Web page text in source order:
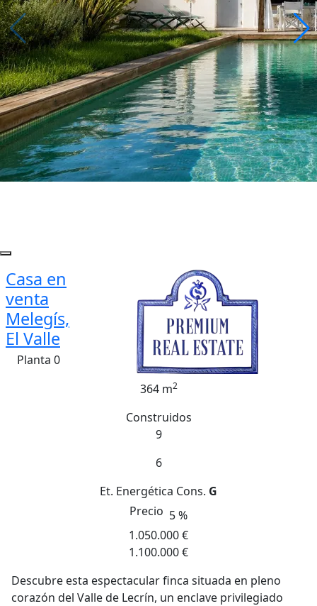
Casa en
venta
Melegís,
El Valle
Planta 0
364 m2
Construidos
9
6
Et. Energética Cons. G
Precio 5 %
1.050.000 €
1.100.000 €
Descubre esta espectacular finca situada en pleno
corazón del Valle de Lecrín, un enclave privilegiado